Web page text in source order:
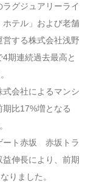
グジュアリーライ
テル」および老舗
する株式会社浅野
期連続過去最高と
式会社によるマンシ
比17%増となる
ート赤坂 赤坂トラ
伸長により、前期
りました。